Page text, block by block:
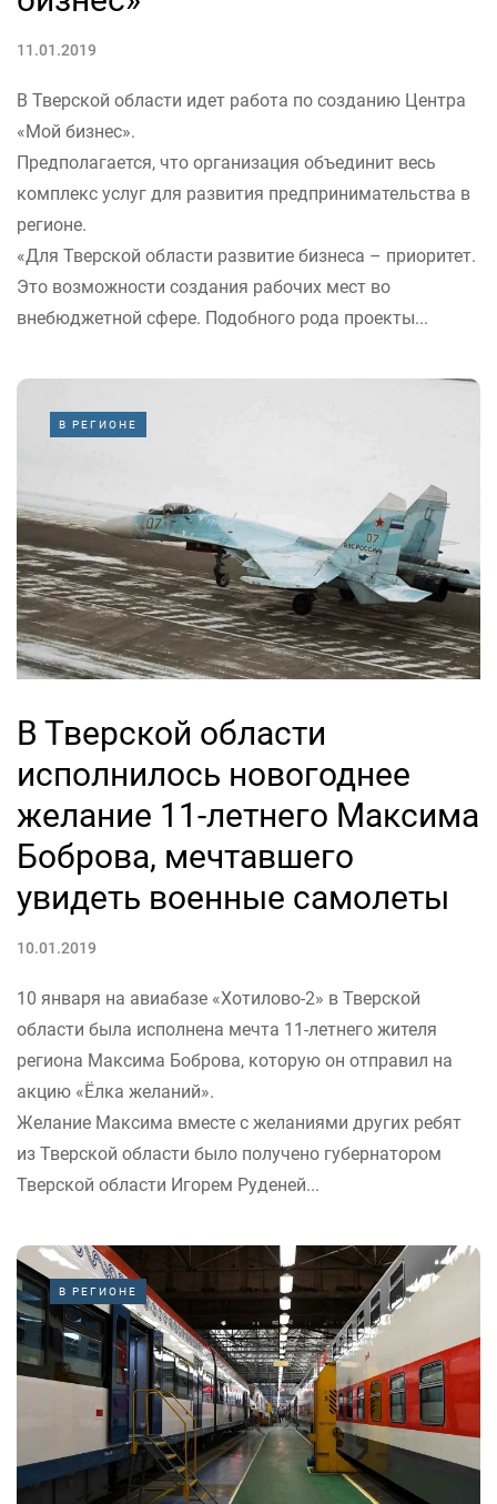
11.01.2019
В Тверской области идет работа по созданию Центра
«Мой бизнес».
Предполагается, что организация объединит весь
комплекс услуг для развития предпринимательства в
регионе.
«Для Тверской области развитие бизнеса – приоритет.
Это возможности создания рабочих мест во
внебюджетной сфере. Подобного рода проекты...
В РЕГИОНЕ
В Тверской области
исполнилось новогоднее
желание 11-летнего Максима
Боброва, мечтавшего
увидеть военные самолеты
10.01.2019
10 января на авиабазе «Хотилово-2» в Тверской
области была исполнена мечта 11-летнего жителя
региона Максима Боброва, которую он отправил на
акцию «Ёлка желаний».
Желание Максима вместе с желаниями других ребят
из Тверской области было получено губернатором
Тверской области Игорем Руденей...
В РЕГИОНЕ